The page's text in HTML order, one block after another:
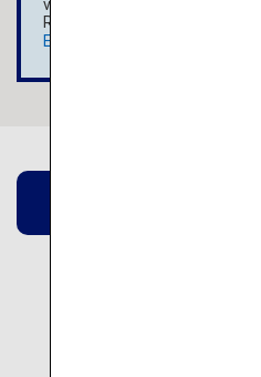
vous effectuez une recherche
Rechercher ».
En savoir plus